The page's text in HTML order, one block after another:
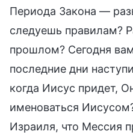
Периода Закона —
следуешь правилам?
прошлом? Сегодня
последние дни
когда Иисус придет,
именоваться
Израиля, что Мессия